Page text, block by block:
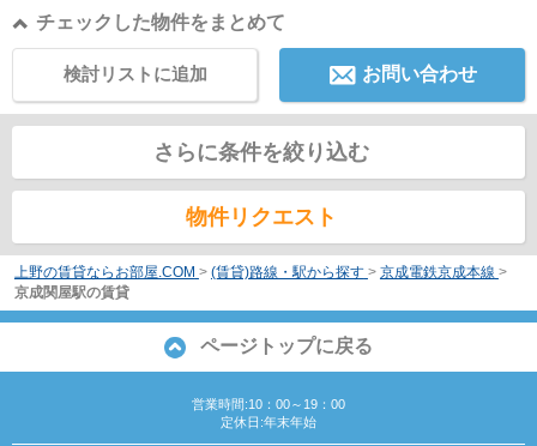
チェックした物件をまとめて
お問い合わせ
検討リストに追加
さらに条件を絞り込む
物件リクエスト
上野の賃貸ならお部屋.COM > (賃貸)路線・駅から探す > 京成電鉄京成本線 >
京成関屋駅の賃貸
ページトップに戻る
営業時間:10：00～19：00
定休日:年末年始